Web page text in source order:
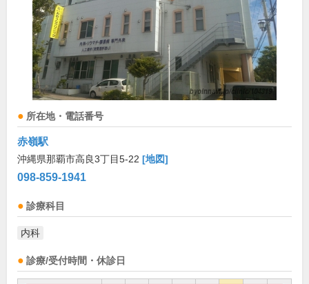
所在地・電話番号
赤嶺駅
沖縄県那覇市高良3丁目5-22 [地図]
098-859-1941
診療科目
内科
診療/受付時間・休診日